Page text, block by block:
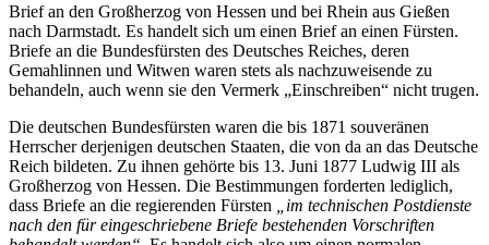
Brief an den Großherzog von Hessen und bei Rhein aus Gießen
nach Darmstadt. Es handelt sich um einen Brief an einen Fürsten.
Briefe an die Bundesfürsten des Deutsches Reiches, deren
Gemahlinnen und Witwen waren stets als nachzuweisende zu
behandeln, auch wenn sie den Vermerk „Einschreiben“ nicht trugen.
Die deutschen Bundesfürsten waren die bis 1871 souveränen
Herrscher derjenigen deutschen Staaten, die von da an das Deutsche
Reich bildeten. Zu ihnen gehörte bis 13. Juni 1877 Ludwig III als
Großherzog von Hessen. Die Bestimmungen forderten lediglich,
dass Briefe an die regierenden Fürsten
„im technischen Postdienste
nach den für eingeschriebene Briefe bestehenden Vorschriften